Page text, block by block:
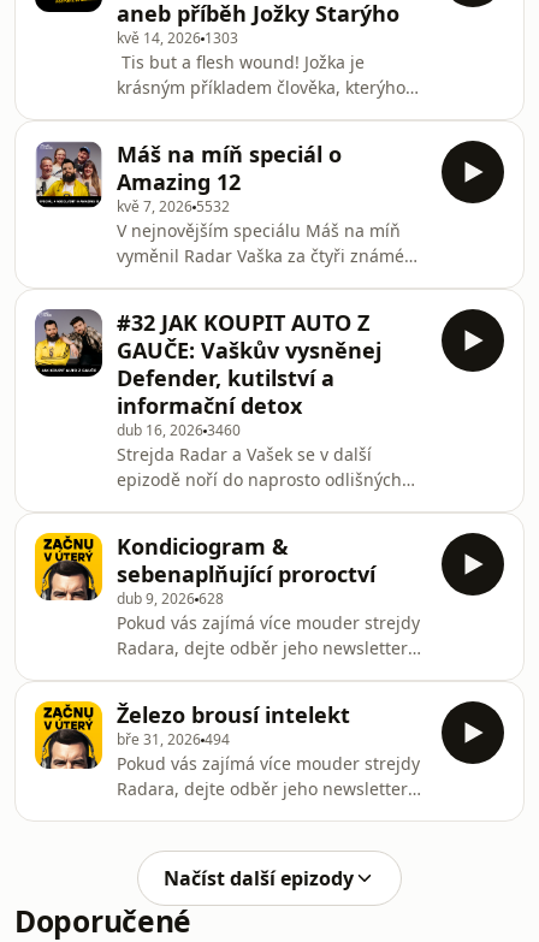
nejdůležitější stát během šestinedělí
po boku své ženy, i když se zpočátku
cítí naprosto k ničemu, a jak funguje
ženský emocionální mixér. Vašek dal
mezitím výpověď v ranní rádiové sho
aneb příběh Jožky Starýho
kvě 14, 2026 1303
Tis but a flesh wound! Jožka je
krásným příkladem člověka, kterýho
Poslechněte si příběh studenta
Železný koule, kterej se do gymu
vždycky vrátí, i kdyby čert na koze
jezdil.Sledujte nás na Instagramu: 🎙
Máš na míň ⚫️ Železná koule 🧔🏻‍
Strejda Radar 🧔 Vašek Matějovský 📅
Letní vlna programu Amazing 12
začíná 4. května
Máš na míň speciál o
Amazing 12
kvě 7, 2026 5532
V nejnovějším speciálu Máš na míň
vyměnil Radar Vaška za čtyři známé
programu Amazing 12. Do studia
dorazili moderátor Mikoláš Tuček,
marketér a podcaster Martin Vymětal,
trend forecasterka Pavlína Louženská
a expertka na generaci Z Karolína
Čumríková. Partička s pracovním
názvem "Vohnutý osy" společně za tři
měsíce nazvedala neuvěřiteln
#32 JAK KOUPIT AUTO Z
GAUČE: Vaškův vysněnej
Defender, kutilství a
informační detox
dub 16, 20263460
Strejda Radar a Vašek se v další
epizodě noří do naprosto odlišných
kompletně se odstřihl od Facebooku a
zpravodajství a proč je mu pod jeho
pomyslným informačním kamenem
vlastně hrozně dobře. Oslím můstkem
se pak dostaneme k Vaškově velké
novince – splnil si svůj i Radarův
klukovský sen a pořídil si Land Rover
Defendera.Řeč al
Kondiciogram &
sebenaplňující proroctví
dub 9, 2026628
Pokud vás zajímá více mouder strejdy
Radara, dejte odběr jeho newsletteru
Železo brousí intelekt
bře 31, 2026494
Pokud vás zajímá více mouder strejdy
Radara, dejte odběr jeho newsletteru
Načíst další epizody
Doporučené